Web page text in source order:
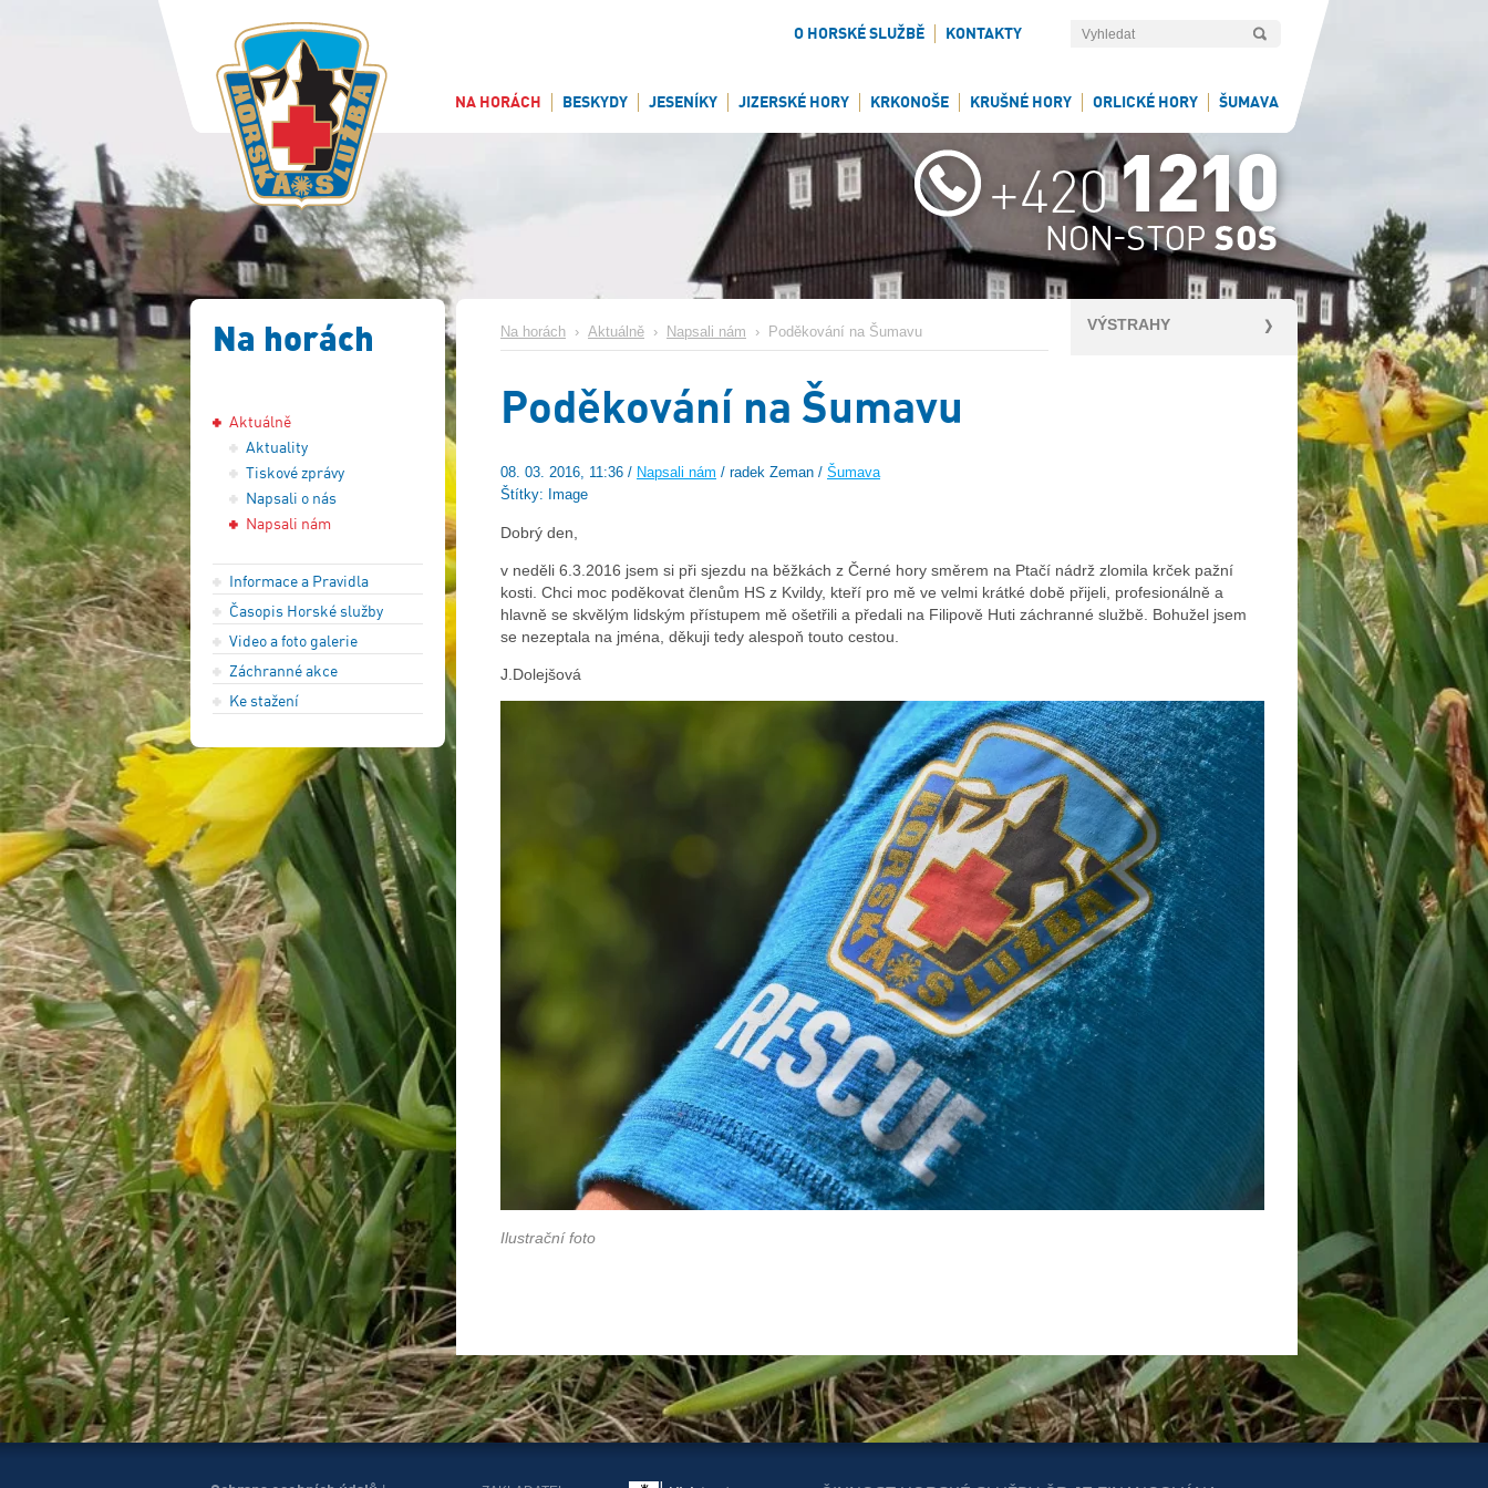
O HORSKÉ SLUŽBĚ KONTAKTY
NA HORÁCH BESKYDY JESENÍKY JIZERSKÉ HORY KRKONOŠE KRUŠNÉ HORY ORLICKÉ HORY ŠUMAVA
Na horách
Aktuálně
Aktuality
Tiskové zprávy
Napsali o nás
Napsali nám
Informace a Pravidla
Časopis Horské služby
Video a foto galerie
Záchranné akce
Ke stažení
VÝSTRAHY
Na horách › Aktuálně › Napsali nám › Poděkování na Šumavu
Poděkování na Šumavu
08. 03. 2016, 11:36 / Napsali nám / radek Zeman / Šumava
Štítky: Image
Dobrý den,
v neděli 6.3.2016 jsem si při sjezdu na běžkách z Černé hory směrem na Ptačí nádrž zlomila krček pažní
kosti. Chci moc poděkovat členům HS z Kvildy, kteří pro mě ve velmi krátké době přijeli, profesionálně a
hlavně se skvělým lidským přístupem mě ošetřili a předali na Filipově Huti záchranné službě. Bohužel jsem
se nezeptala na jména, děkuji tedy alespoň touto cestou.
J.Dolejšová
Ilustrační foto